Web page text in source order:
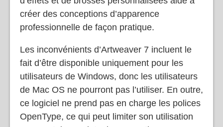
de sélection. La vaste gamme de filtres,
d’effets et de brosses personnalisées aide à
créer des conceptions d’apparence
professionnelle de façon pratique.
Les inconvénients d’Artweaver 7 incluent le
fait d’être disponible uniquement pour les
utilisateurs de Windows, donc les utilisateurs
de Mac OS ne pourront pas l’utiliser. En outre,
ce logiciel ne prend pas en charge les polices